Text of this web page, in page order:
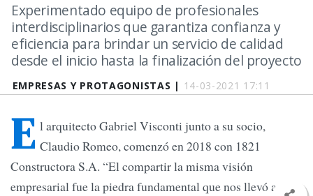
EMPRESAS Y PROTAGONISTAS | 14-03-2021 17:11
Experimentado equipo de profesionales
interdisciplinarios que garantiza confianza y
eficiencia para brindar un servicio de calidad
desde el inicio hasta la finalización del proyecto
E l arquitecto Gabriel Visconti junto a su socio,
Claudio Romeo, comenzó en 2018 con 1821
Constructora S.A. “El compartir la misma visión
empresarial fue la piedra fundamental que nos llevó a unir